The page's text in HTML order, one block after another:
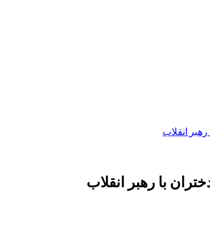
رهبر انقلاب
با رهبر انقلاب